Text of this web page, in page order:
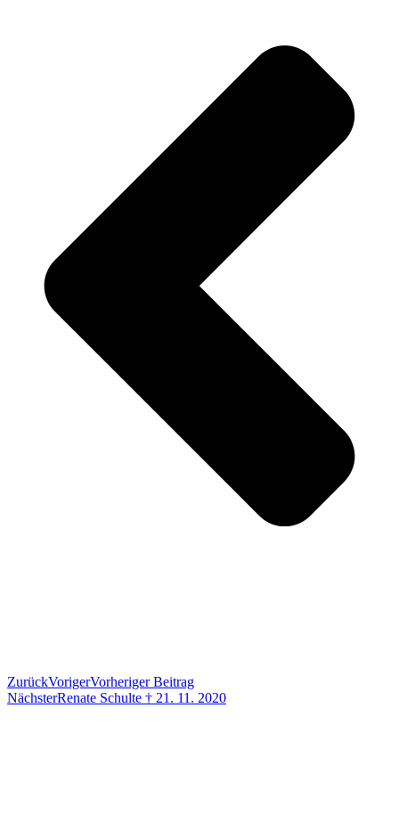
ZurückVorigerVorheriger Beitrag
NächsterRenate Schulte † 21. 11. 2020